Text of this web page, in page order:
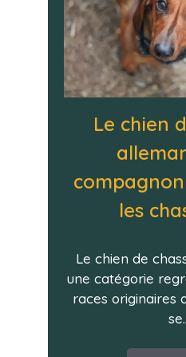
Le chien
les
Le chien de
une catégorie
races originaires